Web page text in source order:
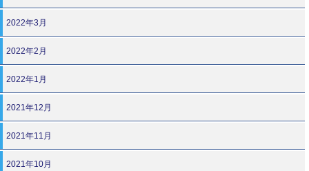
2022年3月
2022年2月
2022年1月
2021年12月
2021年11月
2021年10月